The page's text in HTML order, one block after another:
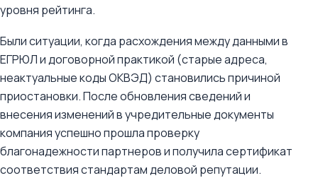
уровня рейтинга.
Были ситуации, когда расхождения между данными в
ЕГРЮЛ и договорной практикой (старые адреса,
неактуальные коды ОКВЭД) становились причиной
приостановки. После обновления сведений и
внесения изменений в учредительные документы
компания успешно прошла проверку
благонадежности партнеров и получила сертификат
соответствия стандартам деловой репутации.